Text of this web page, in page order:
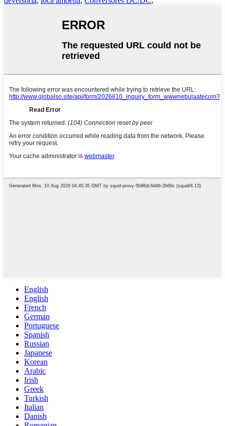
English
English
French
German
Portuguese
Spanish
Russian
Japanese
Korean
Arabic
Irish
Greek
Turkish
Italian
Danish